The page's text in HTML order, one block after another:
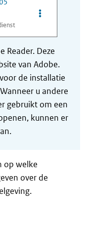
Opties van
Reader. Deze
van Adobe.
de installatie
u andere
gebruikt om een
kunnen er
op welke
over de